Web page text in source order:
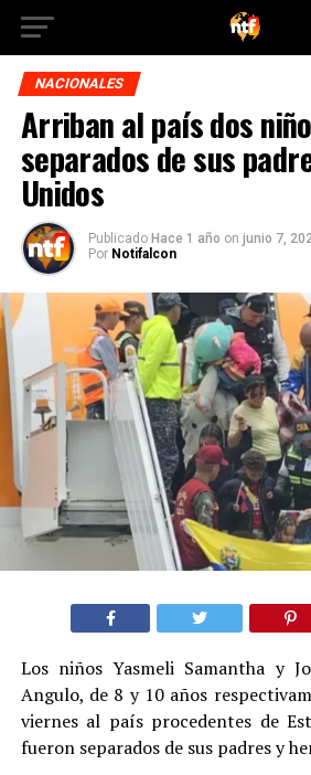
NACIONALES
Arriban al país dos
separados de sus
Unidos
Publicado Hace 1 año on junio 7,
Por Notifalcon
Los niños Yasmeli Samantha y
Angulo, de 8 y 10 años
viernes al país procedentes de
fueron separados de sus padres y